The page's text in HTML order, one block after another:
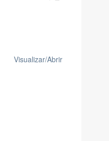
Visualizar/Abrir